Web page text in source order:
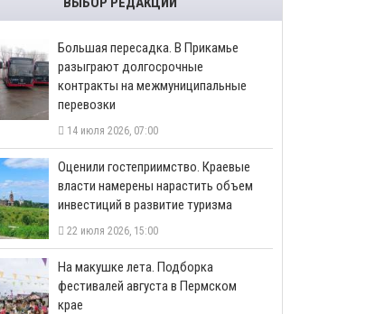
Большая пересадка. В Прикамье
разыграют долгосрочные
контракты на межмуниципальные
перевозки
14 июля 2026, 07:00
Оценили гостеприимство. Краевые
власти намерены нарастить объем
инвестиций в развитие туризма
22 июля 2026, 15:00
На макушке лета. Подборка
фестивалей августа в Пермском
крае